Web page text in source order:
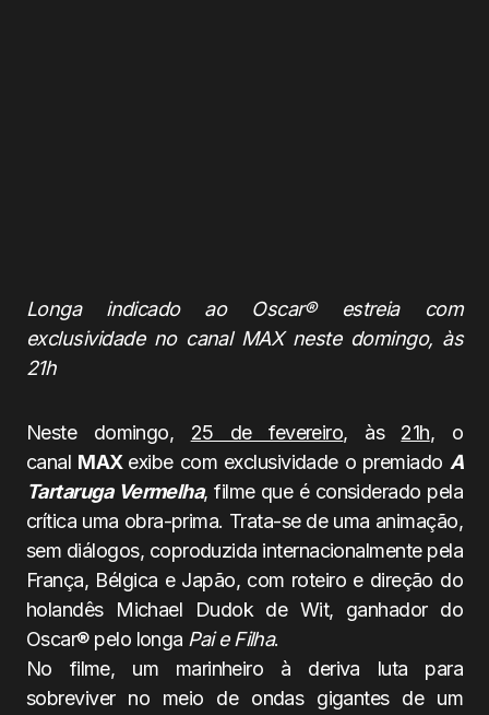
Longa indicado ao Oscar® estreia com
exclusividade no canal MAX neste domingo, às
21h
Neste domingo, 25 de fevereiro, às 21h, o
canal MAX exibe com exclusividade o premiado A
Tartaruga Vermelha, filme que é considerado pela
crítica uma obra-prima. Trata-se de uma animação,
sem diálogos, coproduzida internacionalmente pela
França, Bélgica e Japão, com roteiro e direção do
holandês Michael Dudok de Wit, ganhador do
Oscar® pelo longa Pai e Filha.
No filme, um marinheiro à deriva luta para
sobreviver no meio de ondas gigantes de um